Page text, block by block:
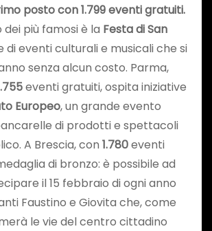
posto con 1.799 eventi gratuiti.
dei più famosi è la Festa di San
di eventi culturali e musicali che si
senza alcun costo. Parma,
eventi gratuiti, ospita iniziative
Europeo, un grande evento
di prodotti e spettacoli
A Brescia, con 1.780eventi
di bronzo: è possibile ad
il 15 febbraio di ogni anno
Faustino e Giovita che, come
le vie del centro cittadino